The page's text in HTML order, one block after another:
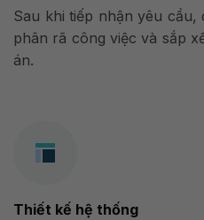
Sau khi tiếp nhận yêu
phân rã công việc và sắp
án.
Thiết kế hệ thống